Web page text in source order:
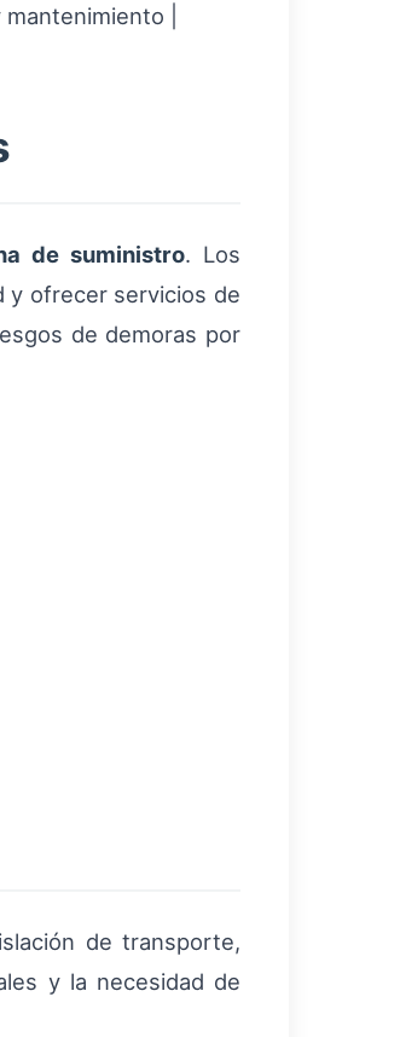
|
de suministro. Los
y ofrecer servicios de
de demoras por
de transporte,
y la necesidad de